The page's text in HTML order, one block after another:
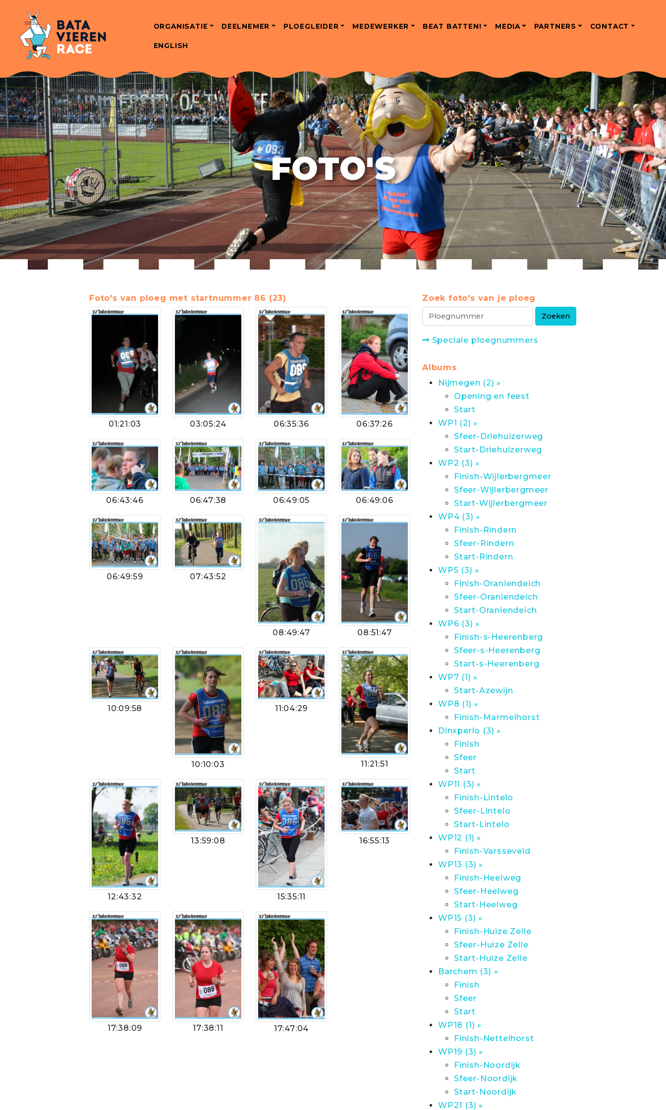
ORGANISATIE DEELNEMER PLOEGLEIDER MEDEWERKER BEAT BATTEN! MEDIA PARTNERS CONTACT
ENGLISH
FOTO'S
Foto's van ploeg met startnummer 86 (23)
01:21:03 03:05:24 06:35:36 06:37:26
06:43:46 06:47:38 06:49:05 06:49:06
06:49:59 07:43:52
08:49:47 08:51:47
10:09:58
10:10:03
11:04:29
11:21:51
12:43:32
13:59:08
15:35:11
16:55:13
17:38:09 17:38:11 17:47:04
Zoek foto's van je ploeg
Speciale ploegnummers
Albums
Nijmegen (2) »
Opening en feest
Start
WP1 (2) »
Sfeer-Driehuizerweg
Start-Driehuizerweg
WP2 (3) »
Finish-Wijlerbergmeer
Sfeer-Wijlerbergmeer
Start-Wijlerbergmeer
WP4 (3) »
Finish-Rindern
Sfeer-Rindern
Start-Rindern
WP5 (3) »
Finish-Oraniendeich
Sfeer-Oraniendeich
Start-Oraniendeich
WP6 (3) »
Finish-s-Heerenberg
Sfeer-s-Heerenberg
Start-s-Heerenberg
WP7 (1) »
Start-Azewijn
WP8 (1) »
Finish-Marmelhorst
Dinxperlo (3) »
Finish
Sfeer
Start
WP11 (3) »
Finish-Lintelo
Sfeer-Lintelo
Start-Lintelo
WP12 (1) »
Finish-Varsseveld
WP13 (3) »
Finish-Heelweg
Sfeer-Heelweg
Start-Heelweg
WP15 (3) »
Finish-Huize Zelle
Sfeer-Huize Zelle
Start-Huize Zelle
Barchem (3) »
Finish
Sfeer
Start
WP18 (1) »
Finish-Nettelhorst
WP19 (3) »
Finish-Noordijk
Sfeer-Noordijk
Start-Noordijk
WP21 (3) »